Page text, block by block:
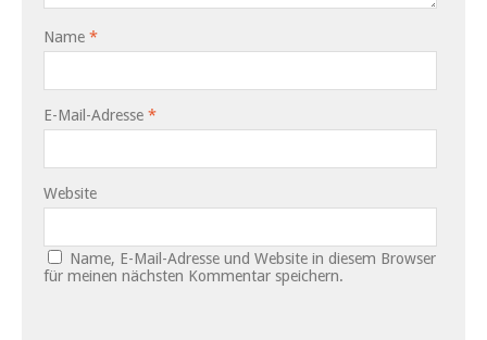
Name *
E-Mail-Adresse *
Website
Name, E-Mail-Adresse und Website in diesem Browser
für meinen nächsten Kommentar speichern.